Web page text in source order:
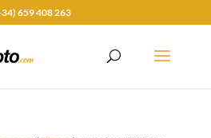
659 408 263